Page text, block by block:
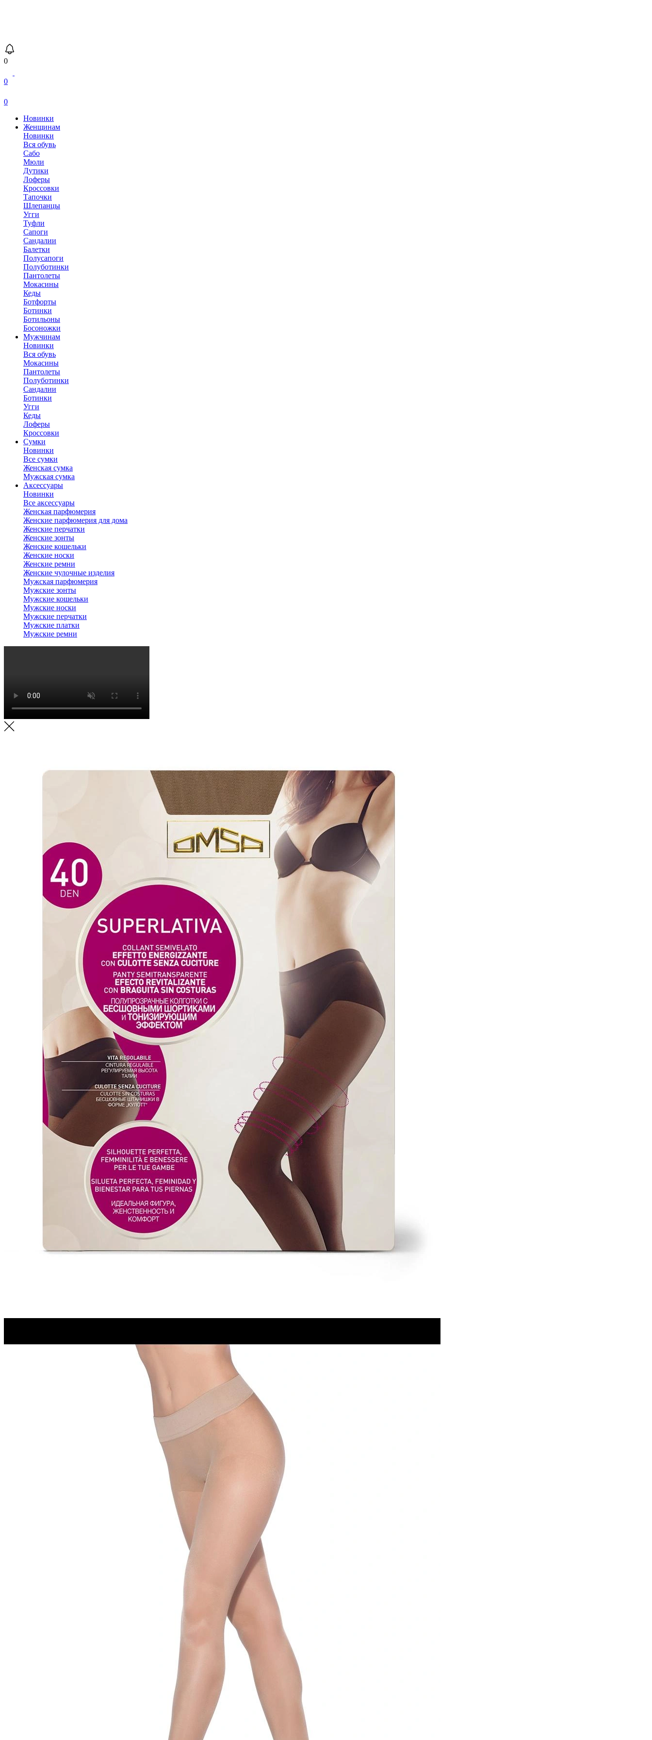
0
0
0
Новинки
Женщинам
Новинки
Вся обувь
Сабо
Мюли
Дутики
Лоферы
Кроссовки
Тапочки
Шлепанцы
Угги
Туфли
Сапоги
Сандалии
Балетки
Полусапоги
Полуботинки
Пантолеты
Мокасины
Кеды
Ботфорты
Ботинки
Ботильоны
Босоножки
Мужчинам
Новинки
Вся обувь
Мокасины
Пантолеты
Полуботинки
Сандалии
Ботинки
Угги
Кеды
Лоферы
Кроссовки
Сумки
Новинки
Все сумки
Женская сумка
Мужская сумка
Аксессуары
Новинки
Все аксессуары
Женская парфюмерия
Женские парфюмерия для дома
Женские перчатки
Женские зонты
Женские кошельки
Женские носки
Женские ремни
Женские чулочные изделия
Мужская парфюмерия
Мужские зонты
Мужские кошельки
Мужские носки
Мужские перчатки
Мужские платки
Мужские ремни